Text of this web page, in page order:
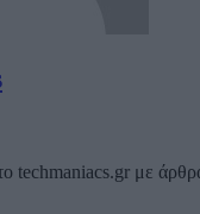
techmaniacs.gr με